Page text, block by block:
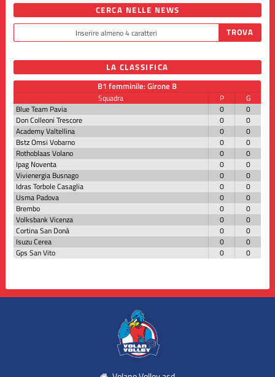
CERCA NELLE NEWS
LA CLASSIFICA
B1 femminile: Girone B
Squadra P
G
Blue Team Pavia
0
0
Don Colleoni Trescore
0
0
Academy Valtellina
0
0
Bstz Omsi Vobarno
0
0
Rothoblaas Volano
0
0
Ipag Noventa
0
0
Vivienergia Busnago
0
0
Idras Torbole Casaglia
0
0
Usma Padova
0
0
Brembo
0
0
Volksbank Vicenza
0
0
Cortina San Donà
0
0
Isuzu Cerea
0
0
Gps San Vito
0 0